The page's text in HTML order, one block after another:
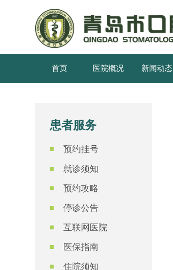
首页 医院概况 新闻动态
患者服务
预约挂号
就诊须知
预约攻略
停诊公告
互联网医院
医保指南
住院须知